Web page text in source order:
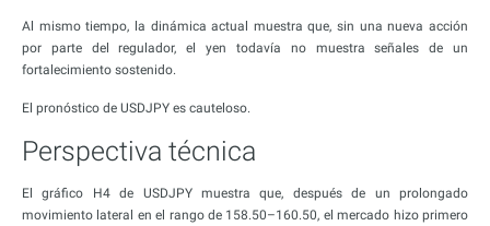
Al mismo tiempo, la dinámica actual muestra que, sin una nueva acción
por parte del regulador, el yen todavía no muestra señales de un
fortalecimiento sostenido.
El pronóstico de USDJPY es cauteloso.
Perspectiva técnica
El gráfico H4 de USDJPY muestra que, después de un prolongado
movimiento lateral en el rango de 158.50–160.50, el mercado hizo primero